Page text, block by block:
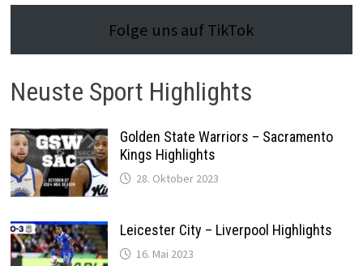
Folge uns auf TikTok
Neuste Sport Highlights
Golden State Warriors – Sacramento
Kings Highlights
28. Oktober 2023
Leicester City – Liverpool Highlights
16. Mai 2023